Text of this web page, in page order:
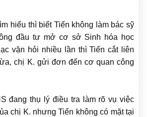
hiểu thì biết Tiến không làm bác sỹ
đầu tư mở cơ sở Sinh hóa học
vặn hỏi nhiều lần thì Tiến cắt liên
chị K. gửi đơn đến cơ quan công
đang thụ lý điều tra làm rõ vụ việc
chị K. nhưng Tiến không có mặt tại